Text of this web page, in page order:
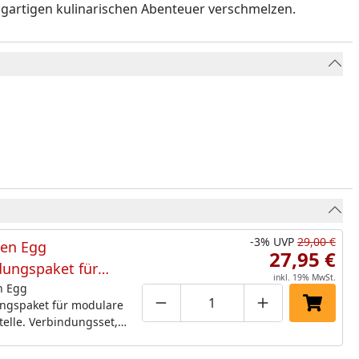
kulinarischen Abenteuer verschmelzen.
Egg
für
Untergestelle
Egg
für modulare
Verbindungsset,
Produktmenge um eins
Produktmenge manuell
Produktmenge
In den
-3% UVP 29,00 €
27,95 €
inkl. 19% MwSt.